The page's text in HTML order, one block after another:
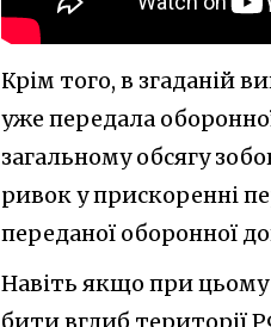
Крім того, в згаданій
уже передала
загальному обсягу
ривок у прискоренні
переданої оборонної
Навіть якщо при цьому